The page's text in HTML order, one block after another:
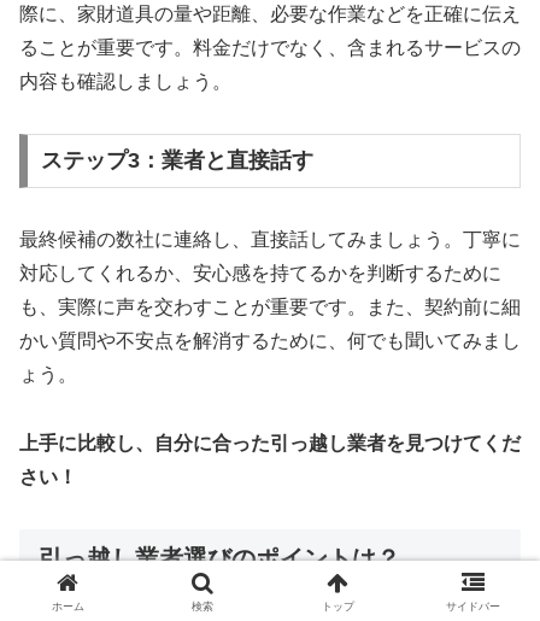
際に、家財道具の量や距離、必要な作業などを正確に伝え
ることが重要です。料金だけでなく、含まれるサービスの
内容も確認しましょう。
ステップ3：業者と直接話す
最終候補の数社に連絡し、直接話してみましょう。丁寧に
対応してくれるか、安心感を持てるかを判断するために
も、実際に声を交わすことが重要です。また、契約前に細
かい質問や不安点を解消するために、何でも聞いてみまし
ょう。
上手に比較し、自分に合った引っ越し業者を見つけてくだ
さい！
引っ越し業者選びのポイントは？
ホーム 検索 トップ サイドバー